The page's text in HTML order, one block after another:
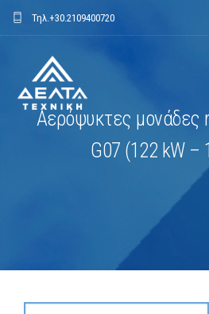
Τηλ.+30.2109400720
ΠΡΟΙΟΝΤΑ
Αερόψυκτες μονάδες
G07 (122 kW –